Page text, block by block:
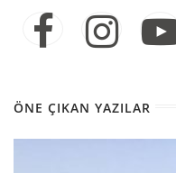
ÖNE ÇIKAN YAZILAR